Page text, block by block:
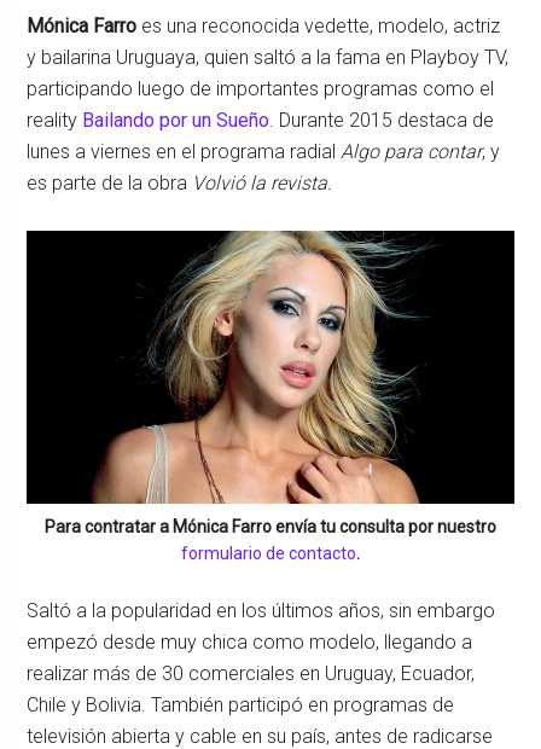
Mónica Farro es una reconocida vedette, modelo, actriz
y bailarina Uruguaya, quien saltó a la fama en Playboy TV,
participando luego de importantes programas como el
reality Bailando por un Sueño. Durante 2015 destaca de
lunes a viernes en el programa radialAlgo para contar, y
es parte de la obra Volvió la revista.
Para contratar a Mónica Farroenvía tu consulta por nuestro
formulario de contacto.
Saltó a la popularidad en los últimos años, sin embargo
empezó desde muy chica como modelo, llegando a
realizar más de 30 comerciales en Uruguay, Ecuador,
Chile y Bolivia. También participó en programas de
televisión abierta y cable en su país, antes de radicarse